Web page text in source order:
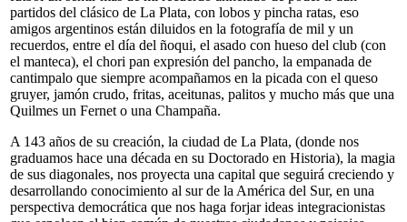
partidos del clásico de La Plata, con lobos y pincha ratas, eso
amigos argentinos están diluidos en la fotografía de mil y un
recuerdos, entre el día del ñoqui, el asado con hueso del club (con
el manteca), el chori pan expresión del pancho, la empanada de
cantimpalo que siempre acompañamos en la picada con el queso
gruyer, jamón crudo, fritas, aceitunas, palitos y mucho más que una
Quilmes un Fernet o una Champaña.
A 143 años de su creación, la ciudad de La Plata, (donde nos
graduamos hace una década en su Doctorado en Historia), la magia
de sus diagonales, nos proyecta una capital que seguirá creciendo y
desarrollando conocimiento al sur de la América del Sur, en una
perspectiva democrática que nos haga forjar ideas integracionistas